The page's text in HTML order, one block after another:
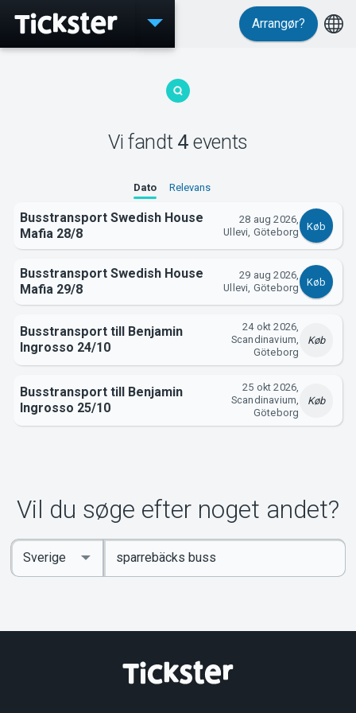
Events
Support
Om Tickster
Arrangør?
Vi fandt 4 events
Dato Relevans
Busstransport Swedish House
Mafia 28/8
28 aug 2026,
Ullevi, Göteborg
Køb
Busstransport Swedish House
Mafia 29/8
29 aug 2026,
Ullevi, Göteborg
Køb
Busstransport till Benjamin
Ingrosso 24/10
24 okt 2026,
Scandinavium,
Göteborg
Køb
Busstransport till Benjamin
Ingrosso 25/10
25 okt 2026,
Scandinavium,
Göteborg
Køb
Vil du søge efter noget andet?
Indtast
søgeord
Select
Country